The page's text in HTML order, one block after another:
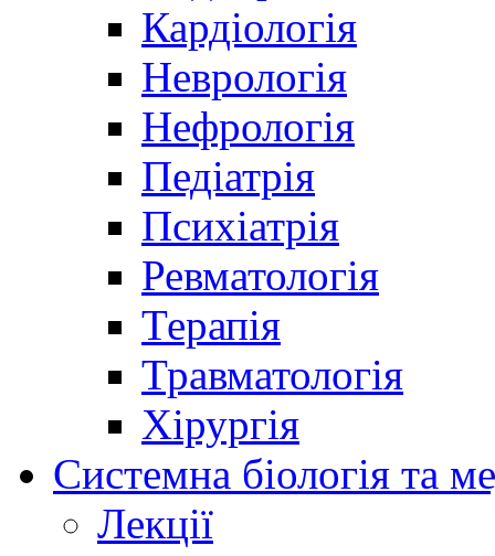
Кардіологія
Неврологія
Нефрологія
Педіатрія
Психіатрія
Ревматологія
Терапія
Травматологія
Хірургія
Системна біологія та
Лекції